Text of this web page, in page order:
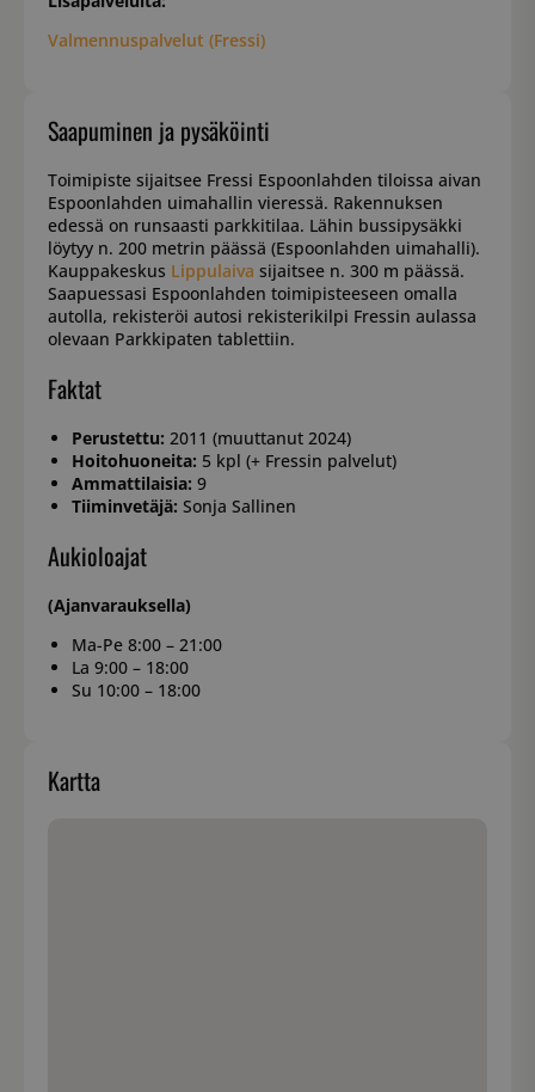
Valmennuspalvelut (Fressi)
Saapuminen ja pysäköinti
Toimipiste sijaitsee Fressi Espoonlahden tiloissa aivan
Espoonlahden uimahallin vieressä. Rakennuksen
edessä on runsaasti parkkitilaa. Lähin bussipysäkki
löytyy n. 200 metrin päässä (Espoonlahden uimahalli).
Kauppakeskus Lippulaiva sijaitsee n. 300 m päässä.
Saapuessasi Espoonlahden toimipisteeseen omalla
autolla, rekisteröi autosi rekisterikilpi Fressin aulassa
olevaan Parkkipaten tablettiin.
Faktat
Perustettu: 2011 (muuttanut 2024)
Hoitohuoneita: 5 kpl (+ Fressin palvelut)
Ammattilaisia: 9
Tiiminvetäjä: Sonja Sallinen
Aukioloajat
(Ajanvarauksella)
Ma-Pe 8:00 – 21:00
La 9:00 – 18:00
Su 10:00 – 18:00
Kartta